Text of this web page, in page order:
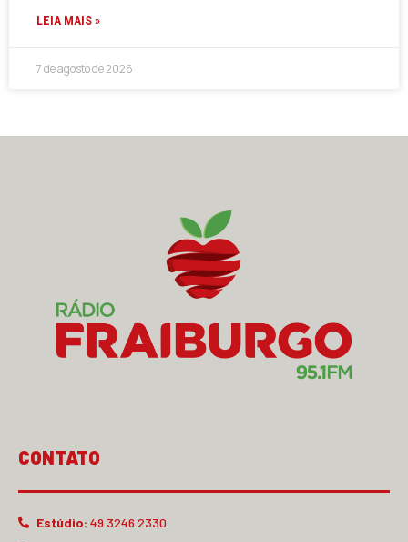
LEIA MAIS »
7 de agosto de 2026
CONTATO
Estúdio: 49 3246.2330